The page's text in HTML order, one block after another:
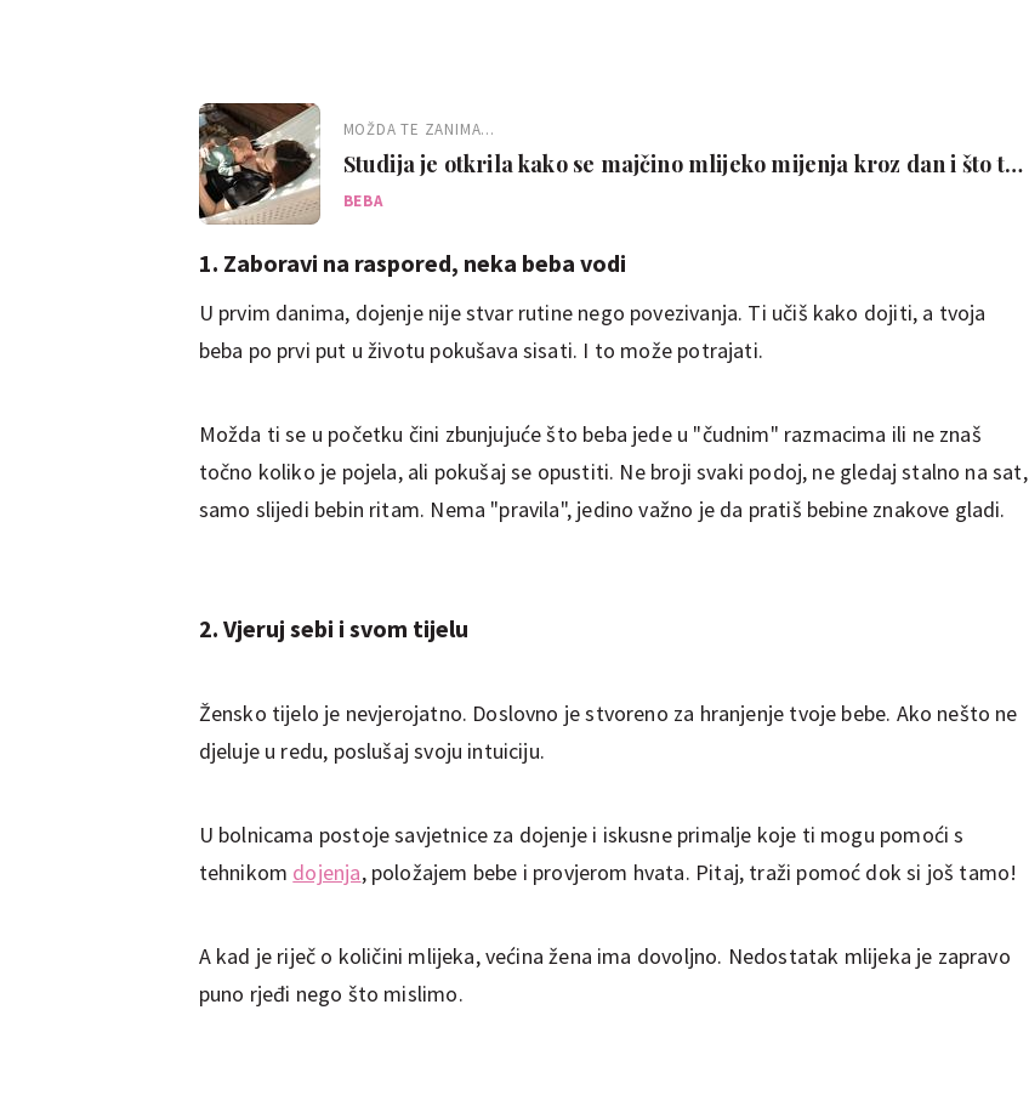
MOŽDA TE ZANIMA...
Studija je otkrila kako se majčino mlijeko mijenja kroz dan i što to
znači za dijete
BEBA
1. Zaboravi na raspored, neka beba vodi
U prvim danima, dojenje nije stvar rutine nego povezivanja. Ti učiš kako dojiti, a tvoja
beba po prvi put u životu pokušava sisati. I to može potrajati.
Možda ti se u početku čini zbunjujuće što beba jede u "čudnim" razmacima ili ne znaš
točno koliko je pojela, ali pokušaj se opustiti. Ne broji svaki podoj, ne gledaj stalno na sat,
samo slijedi bebin ritam. Nema "pravila", jedino važno je da pratiš bebine znakove gladi.
2. Vjeruj sebi i svom tijelu
Žensko tijelo je nevjerojatno. Doslovno je stvoreno za hranjenje tvoje bebe. Ako nešto ne
djeluje u redu, poslušaj svoju intuiciju.
U bolnicama postoje savjetnice za dojenje i iskusne primalje koje ti mogu pomoći s
tehnikom dojenja, položajem bebe i provjerom hvata. Pitaj, traži pomoć dok si još tamo!
A kad je riječ o količini mlijeka, većina žena ima dovoljno. Nedostatak mlijeka je zapravo
puno rjeđi nego što mislimo.